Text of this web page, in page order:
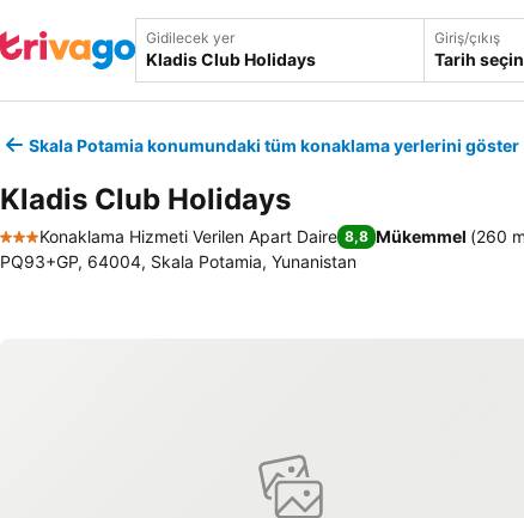
Gidilecek yer Giriş/çıkış
Tarih seçin
Skala Potamia konumundaki tüm konaklama yerlerini göster
Kladis Club Holidays
3 Yıldız
Konaklama Hizmeti Verilen Apart Daire 8,8 Mükemmel (260
PQ93+GP, 64004, Skala Potamia, Yunanistan